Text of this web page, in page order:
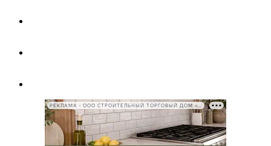
РЕКЛАМА • ООО СТРОИТЕЛЬНЫЙ ТОРГОВЫЙ ДОМ «ПЕТРОВИЧ», ИНН 7802348846